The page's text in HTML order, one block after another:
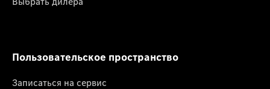
Пользовательское пространство
Записаться на сервис